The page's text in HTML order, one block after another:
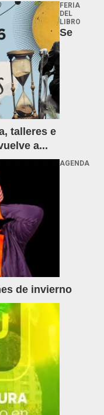
FERIA
DEL
LIBRO
Se
talleres e
a...
AGENDA
de invierno